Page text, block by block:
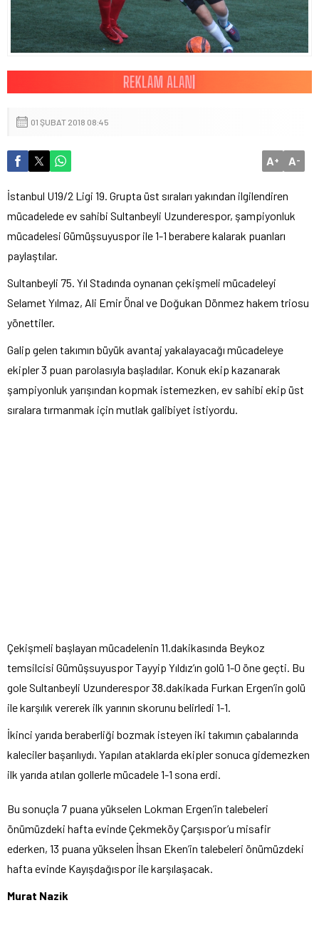
01 ŞUBAT 2018 08:45
A+ A-
İstanbul U19/2 Ligi 19. Grupta üst sıraları yakından ilgilendiren
mücadelede ev sahibi Sultanbeyli Uzunderespor, şampiyonluk
mücadelesi Gümüşsuyuspor ile 1-1 berabere kalarak puanları
paylaştılar.
Sultanbeyli 75. Yıl Stadında oynanan çekişmeli mücadeleyi
Selamet Yılmaz, Ali Emir Önal ve Doğukan Dönmez hakem triosu
yönettiler.
Galip gelen takımın büyük avantaj yakalayacağı mücadeleye
ekipler 3 puan parolasıyla başladılar. Konuk ekip kazanarak
şampiyonluk yarışından kopmak istemezken, ev sahibi ekip üst
sıralara tırmanmak için mutlak galibiyet istiyordu.
Çekişmeli başlayan mücadelenin 11.dakikasında Beykoz
temsilcisi Gümüşsuyuspor Tayyip Yıldız’ın golü 1-0 öne geçti. Bu
gole Sultanbeyli Uzunderespor 38.dakikada Furkan Ergen’in golü
ile karşılık vererek ilk yarının skorunu belirledi 1-1.
İkinci yarıda beraberliği bozmak isteyen iki takımın çabalarında
kaleciler başarılıydı. Yapılan ataklarda ekipler sonuca gidemezken
ilk yarıda atılan gollerle mücadele 1-1 sona erdi.
Bu sonuçla 7 puana yükselen Lokman Ergen’in talebeleri
önümüzdeki hafta evinde Çekmeköy Çarşıspor’u misafir
ederken, 13 puana yükselen İhsan Eken’in talebeleri önümüzdeki
hafta evinde Kayışdağıspor ile karşılaşacak.
Murat Nazik